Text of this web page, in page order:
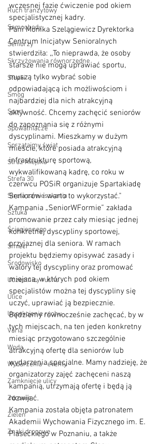
Ruch tranzytowy
Samochody
Seniorzy
Skrzyżowania równorzędne
Słupki
Smog
Sport
Spowalniacze
Sprzątajmy świat
Straż Miejska
Strefa 30
Strefa zamieszkania
Sztuka
Ściegiennego
Śmieci
Środowisko
Uczestnicy ruchu
Ulice
Uspokojenie ruchu
Varia
Woda
Wydarzenia - eventy
Zamknięcie ulicy
Zdrowie
Zieleń
Znaki drogowe
wczesnej fazie ćwiczenie pod okiem
specjalistycznej kadry.
Pani Monika Szelągiewicz Dyrektorka
Centrum Inicjatyw Senioralnych
stwierdziła: ,,To nieprawda, że osoby
starsze nie mogą uprawiać sportu,
muszą tylko wybrać sobie
odpowiadającą ich możliwościom i
najbardziej dla nich atrakcyjną
aktywność. Chcemy zachęcić seniorów
do zapoznania się z różnymi
dyscyplinami. Mieszkamy w dużym
mieście, które posiada atrakcyjną
infrastrukturę sportową,
wykwalifikowaną kadrę, co roku w
czerwcu POSiR organizuje Spartakiadę
Seniorów i warto to wykorzystać."
Kampania „SeniorWFormie” zakłada
promowanie przez cały miesiąc jednej
konkretnej dyscypliny sportowej,
przyjaznej dla seniora. W ramach
projektu będziemy opisywać zasady i
walory tej dyscypliny oraz promować
miejsca, w których pod okiem
specjalistów można tej dyscypliny się
uczyć, uprawiać ją bezpiecznie.
Będziemy równocześnie zachęcać, by w
tych miejscach, na ten jeden konkretny
miesiąc przygotowano szczególnie
atrakcyjną ofertę dla seniorów lub
wydarzenia specjalne. Mamy nadzieję, że
organizatorzy zajęć zachęceni naszą
kampanią, utrzymają ofertę i będą ją
rozwijać.
Kampania została objęta patronatem
Akademii Wychowania Fizycznego im. E.
Piaseckiego w Poznaniu, a także